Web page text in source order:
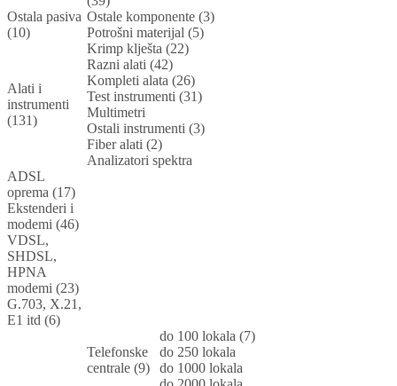
Ostala pasiva
(10)
Ostale komponente (3)
Potrošni materijal (5)
Alati i
instrumenti
(131)
Krimp klješta (22)
Razni alati (42)
Kompleti alata (26)
Test instrumenti (31)
Multimetri
Ostali instrumenti (3)
Fiber alati (2)
Analizatori spektra
ADSL
oprema (17)
Ekstenderi i
modemi (46)
VDSL,
SHDSL,
HPNA
modemi (23)
G.703, X.21,
E1 itd (6)
Telefonske
centrale (9)
do 100 lokala (7)
do 250 lokala
do 1000 lokala